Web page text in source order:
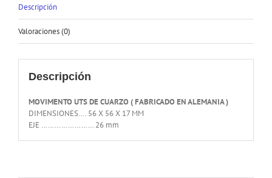
Descripción
Valoraciones (0)
Descripción
MOVIMENTO UTS DE CUARZO ( FABRICADO EN ALEMANIA )
DIMENSIONES…. 56 X 56 X 17 MM
EJE …………………… 26 mm